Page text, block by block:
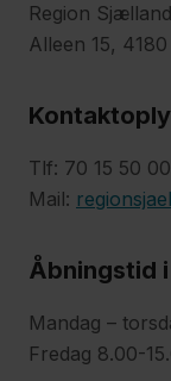
Region Sjælland
Alleen 15,
Tlf: 70 15 50 00
Mail:
Åbningstid
Mandag –
Fredag 8.00-